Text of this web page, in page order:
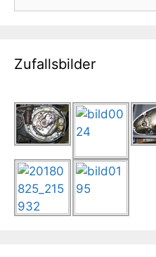
nach:
Zufallsbilder